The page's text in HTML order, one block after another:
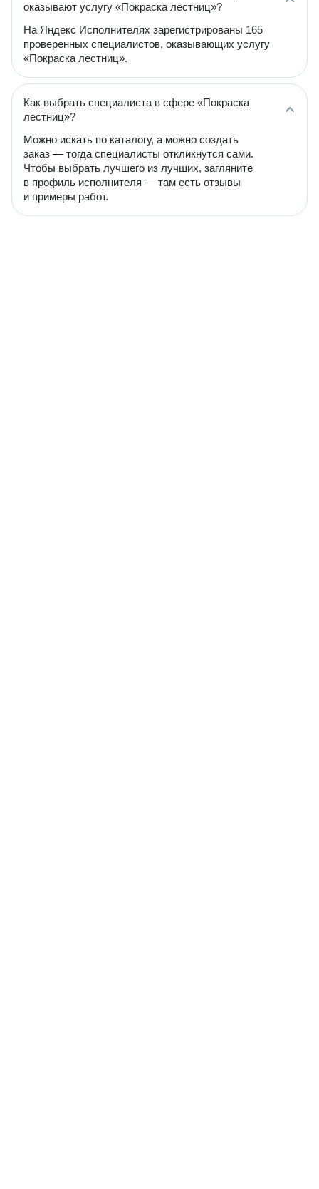
оказывают услугу «Покраска лестниц»?
На Яндекс Исполнителях зарегистрированы 165
проверенных специалистов, оказывающих услугу
«Покраска лестниц».
Как выбрать специалиста в сфере «Покраска
лестниц»?
Можно искать по каталогу, а можно создать
заказ — тогда специалисты откликнутся сами.
Чтобы выбрать лучшего из лучших, загляните
в профиль исполнителя — там есть отзывы
и примеры работ.